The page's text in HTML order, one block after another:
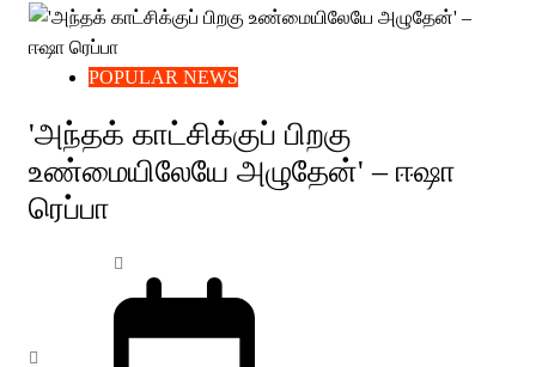
POPULAR NEWS
'அந்தக் காட்சிக்குப் பிறகு
உண்மையிலேயே அழுதேன்' – ஈஷா
ரெப்பா